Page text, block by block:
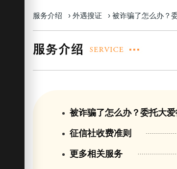
服务介绍 › 外遇搜证 › 被诈骗了怎么办？
被诈骗了怎么办？委托大
征信社收费准则
更多相关服务